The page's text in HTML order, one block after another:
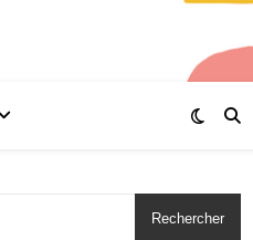
Rechercher